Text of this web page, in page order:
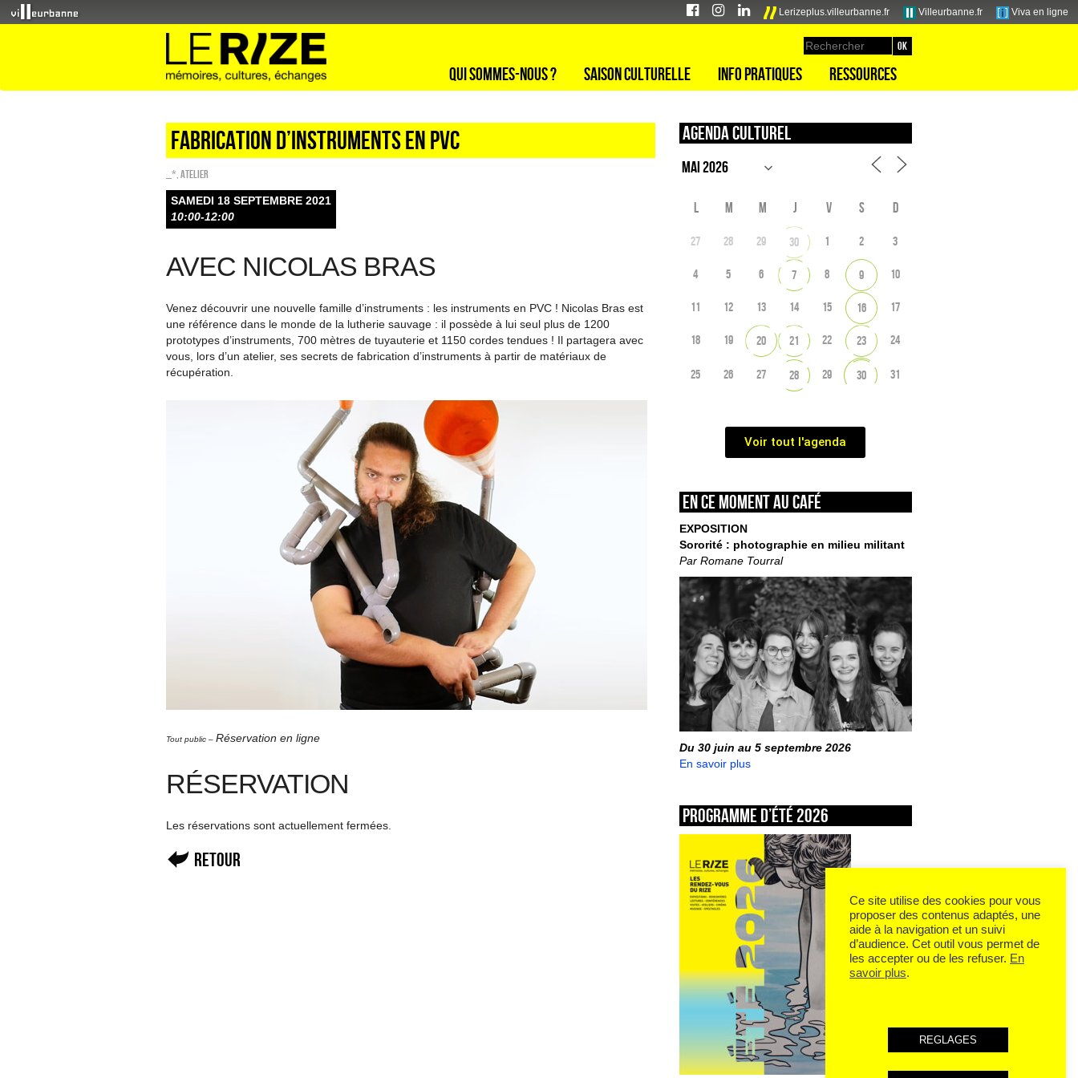
Lerizeplus.villeurbanne.fr Villeurbanne.fr Viva en ligne
Qui sommes-nous ? Saison culturelle Info pratiques Ressources
Fabrication d’instruments en PVC
_* Atelier
SAMEDI 18 SEPTEMBRE 2021
10:00-12:00
AVEC NICOLAS BRAS
Venez découvrir une nouvelle famille d’instruments : les instruments en PVC ! Nicolas Bras est
une référence dans le monde de la lutherie sauvage : il possède à lui seul plus de 1200
prototypes d’instruments, 700 mètres de tuyauterie et 1150 cordes tendues ! Il partagera avec
vous, lors d’un atelier, ses secrets de fabrication d’instruments à partir de matériaux de
récupération.
Tout public – Réservation en ligne
RÉSERVATION
Les réservations sont actuellement fermées.
Retour
Agenda culturel
L M M J V S D
27 28 29 30 1 2 3
4 5 6 7 8 9 10
11 12 13 14 15 16 17
18 19 20 21 22 23 24
25 26 27 28 29 30 31
Voir tout l'agenda
En ce moment au café
EXPOSITION
Sororité : photographie en milieu militant
Par Romane Tourral
Du 30 juin au 5 septembre 2026
En savoir plus
Programme d’été 2026
Ce site utilise des cookies pour vous
proposer des contenus adaptés, une
aide à la navigation et un suivi
d’audience. Cet outil vous permet de
les accepter ou de les refuser. En
savoir plus.
REGLAGES